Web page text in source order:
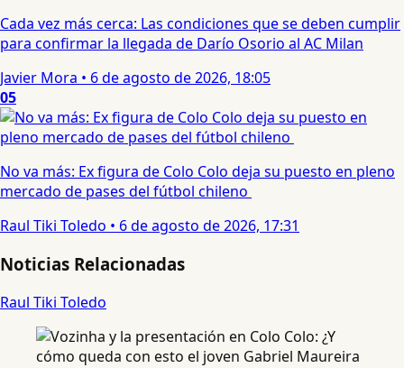
Cada vez más cerca: Las condiciones que se deben cumplir
para confirmar la llegada de Darío Osorio al AC Milan
Javier Mora • 6 de agosto de 2026, 18:05
05
No va más: Ex figura de Colo Colo deja su puesto en pleno
mercado de pases del fútbol chileno
Raul Tiki Toledo • 6 de agosto de 2026, 17:31
Noticias Relacionadas
Raul Tiki Toledo